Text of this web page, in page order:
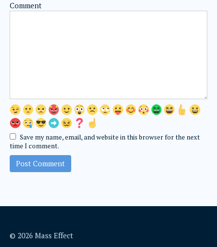
Comment
Save my name, email, and website in this browser for the next
time I comment.
© 2026 Mass Effect